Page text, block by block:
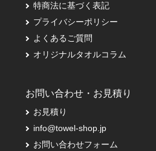
特商法に基づく表記
プライバシーポリシー
よくあるご質問
オリジナルタオルコラム
お問い合わせ・お見積り
お見積り
info@towel-shop.jp
お問い合わせフォーム